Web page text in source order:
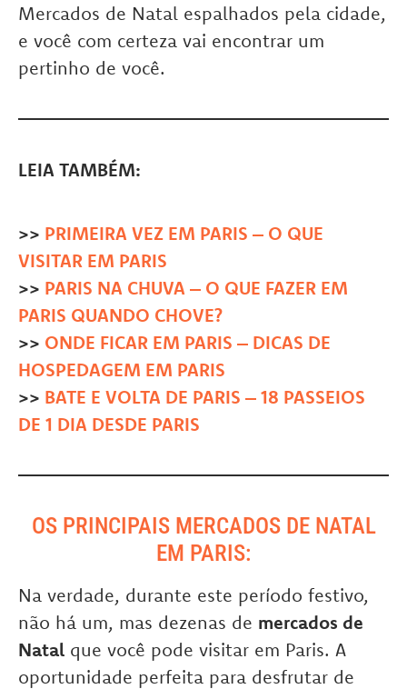
Mercados de Natal espalhados pela cidade,
e você com certeza vai encontrar um
pertinho de você.
LEIA TAMBÉM:
>> PRIMEIRA VEZ EM PARIS – O QUE
VISITAR EM PARIS
>> PARIS NA CHUVA – O QUE FAZER EM
PARIS QUANDO CHOVE?
>> ONDE FICAR EM PARIS – DICAS DE
HOSPEDAGEM EM PARIS
>> BATE E VOLTA DE PARIS – 18 PASSEIOS
DE 1 DIA DESDE PARIS
OS PRINCIPAIS MERCADOS DE NATAL
EM PARIS:
Na verdade, durante este período festivo,
não há um, mas dezenas de mercados de
Natal que você pode visitar em Paris. A
oportunidade perfeita para desfrutar de